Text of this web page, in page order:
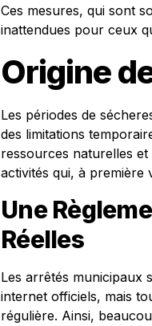
Ces mesures, qui sont
inattendues pour ceux
Origine
Les périodes de
des limitations
ressources naturelles et
activités qui, à première
Une
Réelles
Les arrêtés municipaux
internet officiels, mais
régulière. Ainsi,